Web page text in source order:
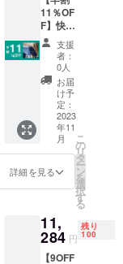
す。 ※
送料、
税込み
価格と
なって
おりま
す。 ※
割引率
は販売
予定価
格に送
料を含
む合計
す。
11％OF
F】快適
ルーム
ウエ
ア、部
屋着の
テラス
トレッ
チデニ
ムパン
ツ。パ
ジャマ
通常
12,400
円を
円にて
お届け
しま
す。 ※
支援
者：
0人
お届
け予
定：
2023
年11
月
詳細を見る
こ
の
リ
タ
ー
ン
を
選
択
す
る
11,
284 円
残り
100
【9OFF